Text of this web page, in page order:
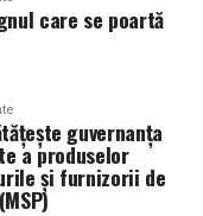
care se poartă
guvernanța
a produselor
și furnizorii de